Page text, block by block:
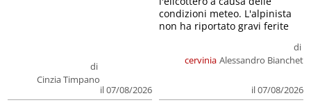
di
Cinzia Timpano
il 07/08/2026
cervinia
di
Alessandro Bianchet
il 07/08/2026
condizioni meteo. L'alpinista
non ha riportato gravi ferite